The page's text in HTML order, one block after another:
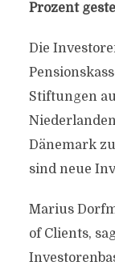
Prozent
Die
Stiftungen
Dänemark
sind neue
Marius
of Clients,